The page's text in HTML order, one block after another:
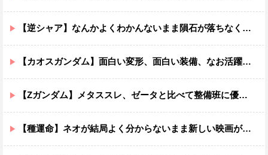
【逆シャア】なんかよくわかんないまま隕石が落ちなくていい感じに終わった作品ｗｗｗｗｗｗ
【カオスガンダム】面白い変形、面白い装備、なお活躍…
【Zガンダム】メタススレ、ゼータと比べて整備班に優しそう
【種運命】ネオが結局よく分からないまま新しい映画が終わった後ももやもやしてる